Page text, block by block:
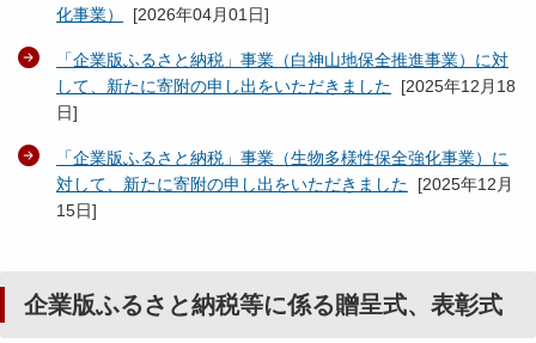
化事業）
[2026年04月01日]
「企業版ふるさと納税」事業（白神山地保全推進事業）に対
して、新たに寄附の申し出をいただきました [2025年12月18
日]
「企業版ふるさと納税」事業（生物多様性保全強化事業）に
対して、新たに寄附の申し出をいただきました [2025年12月
15日]
企業版ふるさと納税等に係る贈呈式、表彰式